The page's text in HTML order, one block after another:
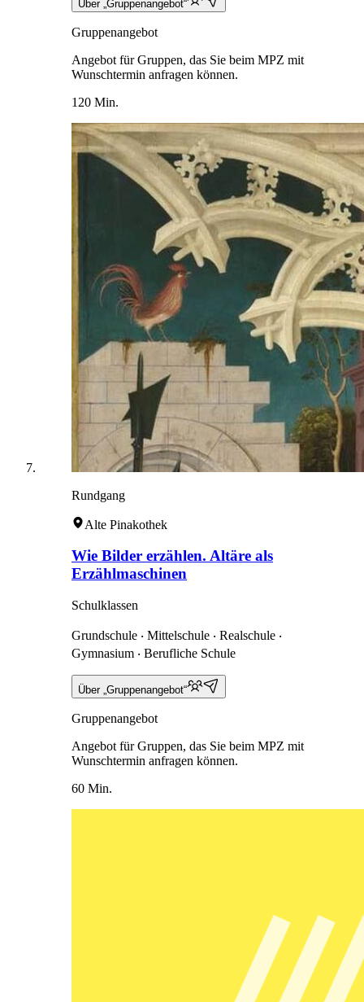
Über „Gruppenangebot“
Gruppenangebot
Angebot für Gruppen, das Sie beim MPZ mit
Wunschtermin anfragen können.
120 Min.
Rundgang
Alte Pinakothek
Wie Bilder erzählen. Altäre als
Erzählmaschinen
Schulklassen
Grundschule ‧ Mittelschule ‧ Realschule ‧
Gymnasium ‧ Berufliche Schule
Über „Gruppenangebot“
Gruppenangebot
Angebot für Gruppen, das Sie beim MPZ mit
Wunschtermin anfragen können.
60 Min.